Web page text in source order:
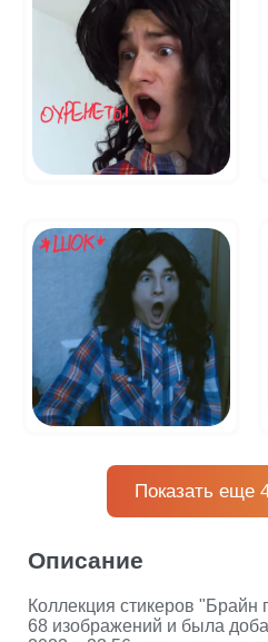
Показать еще
Описание
Коллекция стикеров
68 изображений и была